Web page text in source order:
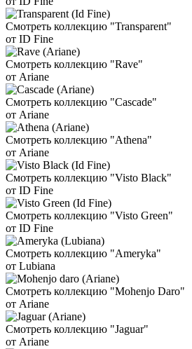
Смотреть коллекцию "Transparent"
от ID Fine
Смотреть коллекцию "Rave"
от Ariane
Смотреть коллекцию "Cascade"
от Ariane
Смотреть коллекцию "Athena"
от Ariane
Смотреть коллекцию "Visto Black"
от ID Fine
Смотреть коллекцию "Visto Green"
от ID Fine
Смотреть коллекцию "Ameryka"
от Lubiana
Смотреть коллекцию "Mohenjo Daro"
от Ariane
Смотреть коллекцию "Jaguar"
от Ariane